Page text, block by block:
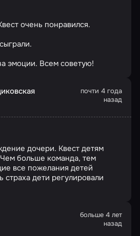
очень понравился.
эмоции. Всем советую!
почти 4 года
назад
дочери. Квест детям
больше команда, тем
все пожелания детей
страха дети регулировали
больше 4 лет
назад